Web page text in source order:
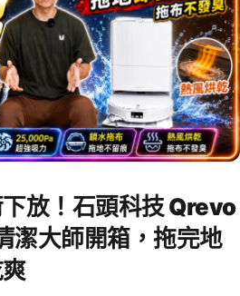
放！石頭科技 Qrevo
潔大師開箱，拖完地